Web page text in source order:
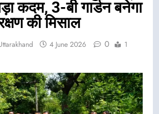
कदम, 3-बी गार्डन बनेगा
की मिसाल
4 June 2026 0
1